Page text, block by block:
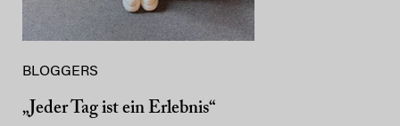
BLOGGERS
„Jeder Tag ist ein Erlebnis“